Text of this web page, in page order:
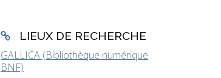
LIEUX DE RECHERCHE
GALLICA (Bibliothèque numérique
BNF)